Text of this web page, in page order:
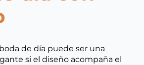
de día puede ser una
si el diseño acompaña el